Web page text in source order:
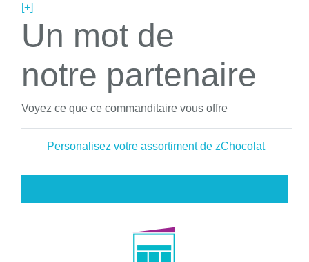
[+]
Un mot de
notre partenaire
Voyez ce que ce commanditaire vous offre
Personalisez votre assortiment de zChocolat